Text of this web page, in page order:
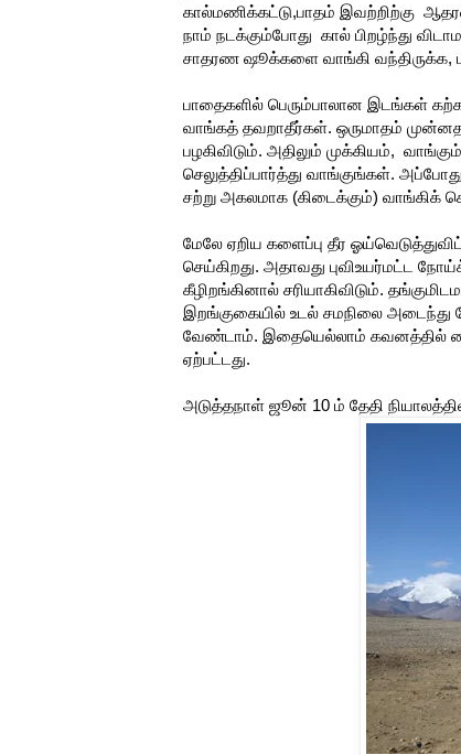
கால்மணிக்கட்டு,பாதம் இவற்றிற்கு
நாம் நடக்கும்போது கால் பிறழ்ந்து
சாதரண ஷூக்களை வாங்கி வந்திருக்க,
பாதைகளில் பெரும்பாலான இடங்கள்
வாங்கத் தவறாதீர்கள். ஒருமாதம்
பழகிவிடும். அதிலும் முக்கியம்,
செலுத்திப்பார்த்து வாங்குங்கள்.
சற்று அகலமாக (கிடைக்கும்) வாங்கிக்
மேலே ஏறிய களைப்பு தீர
செய்கிறது. அதாவது புவிஉயர்மட்ட
கீழிறங்கினால் சரியாகிவிடும்.
இறங்குகையில் உடல் சமநிலை அடைந்து
வேண்டாம். இதையெல்லாம் கவனத்தில்
ஏற்பட்டது.
அடுத்தநாள் ஜூன் 10 ம் தேதி